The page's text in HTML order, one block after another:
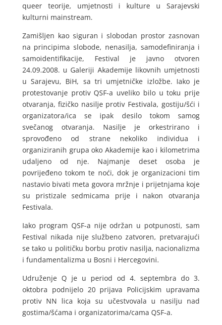
queer teorije, umjetnosti i kulture u Sarajevski
kulturni mainstream.
Zamišljen kao siguran i slobodan prostor zasnovan
na principima slobode, nenasilja, samodefiniranja i
samoidentifikacije, Festival je javno otvoren
24.09.2008. u Galeriji Akademije likovnih umjetnosti
u Sarajevu, BiH, sa tri umjetničke izložbe. Iako je
protestovanje protiv QSF-a uveliko bilo u toku prije
otvaranja, fizičko nasilje protiv Festivala, gostiju/šći i
organizatora/ica se ipak desilo tokom samog
svečanog otvaranja. Nasilje je orkestrirano i
sprovođeno od strane nekoliko individua i
organiziranih grupa oko Akademije kao i kilometrima
udaljeno od nje. Najmanje deset osoba je
povrijeđeno tokom te noći, dok je organizacioni tim
nastavio bivati meta govora mržnje i prijetnjama koje
su pristizale sedmicama prije i nakon otvaranja
Festivala.
Iako program QSF-a nije održan u potpunosti, sam
Festival nikada nije službeno zatvoren, pretvarajući
se tako u političku borbu protiv nasilja, nacionalizma
i fundamentalizma u Bosni i Hercegovini.
Udruženje Q je u period od 4. septembra do 3.
oktobra podnijelo 20 prijava Policijskim upravama
protiv NN lica koja su učestvovala u nasilju nad
gostima/šćama i organizatorima/cama QSF-a.